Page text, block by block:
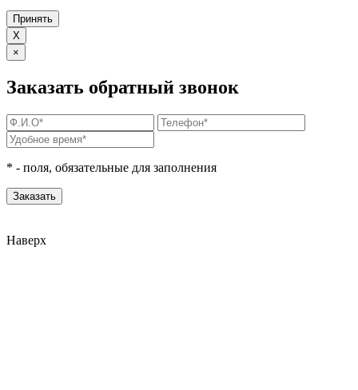
Принять
X
×
Заказать обратный звонок
* - поля, обязательные для заполнения
Наверх